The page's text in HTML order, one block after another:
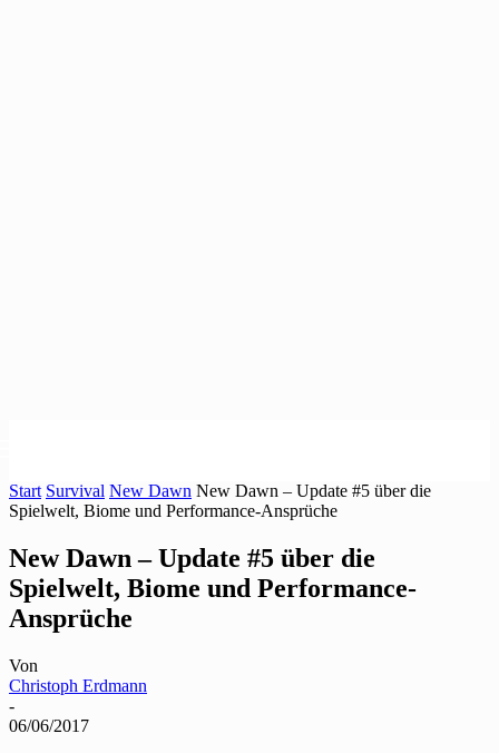
Start Survival New Dawn New Dawn – Update #5 über die
Spielwelt, Biome und Performance-Ansprüche
New Dawn – Update #5 über die
Spielwelt, Biome und Performance-
Ansprüche
Von
Christoph Erdmann
-
06/06/2017